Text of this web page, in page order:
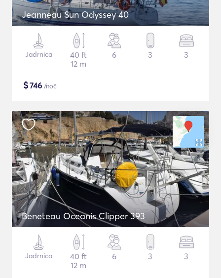
Jeanneau Sun Odyssey 40
Jadrnica
40 ft
12 m
6 3 3
$746 /noč
Beneteau Oceanis Clipper 393
Jadrnica
40 ft
12 m
6 3 3